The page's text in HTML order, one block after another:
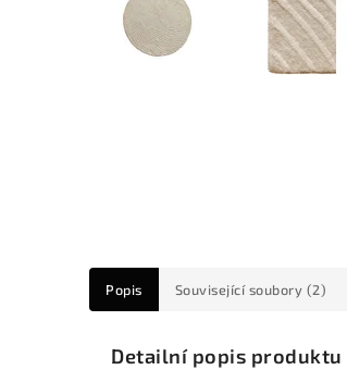
Popis Související soubory (2)
Detailní popis produktu